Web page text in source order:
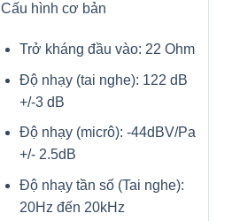
Cấu hình cơ bản
Trở kháng đầu vào: 22 Ohm
Độ nhạy (tai nghe): 122 dB
+/-3 dB
Độ nhạy (micrô): -44dBV/Pa
+/- 2.5dB
Độ nhạy tần số (Tai nghe):
20Hz đến 20kHz